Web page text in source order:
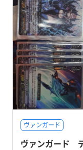
ヴァンガード
ヴァンガード